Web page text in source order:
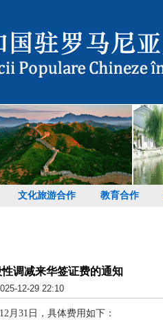
文化旅游合作 教育合作
调减来华签证费的通知
12-29 22:10
月31日，具体费用如下：